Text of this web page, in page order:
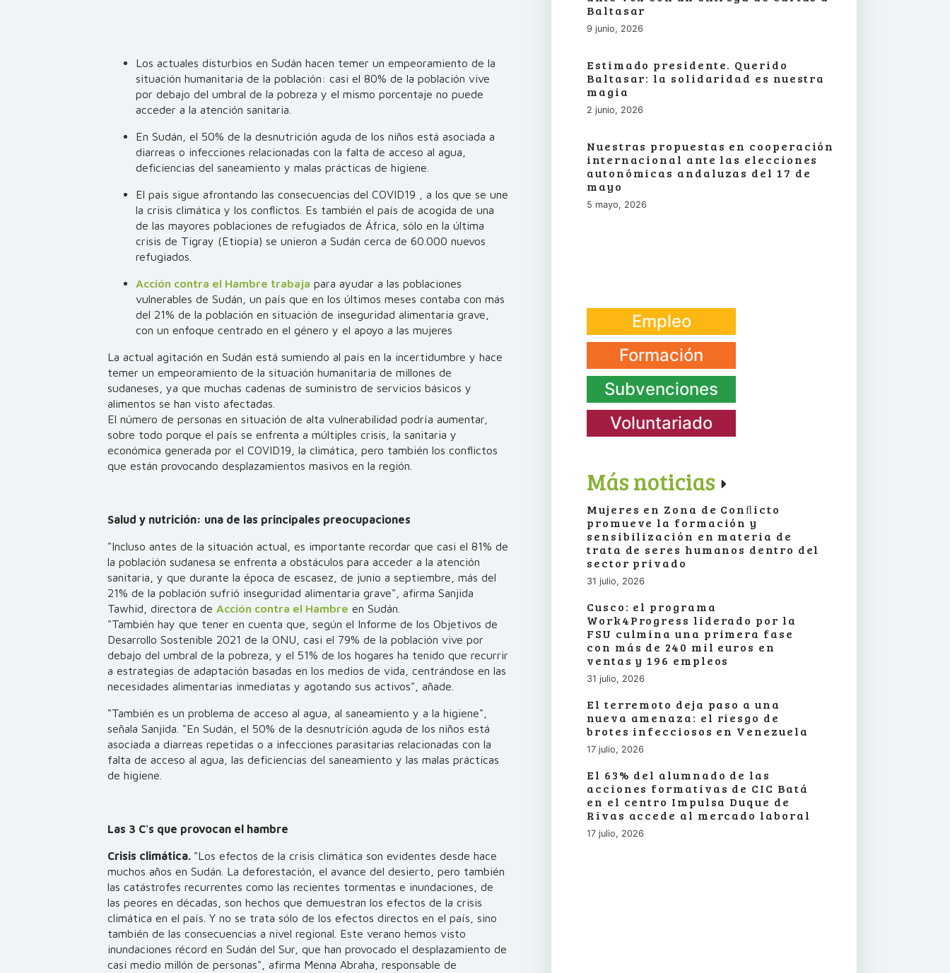
Los actuales disturbios en Sudán hacen temer un empeoramiento de la
situación humanitaria de la población: casi el 80% de la población vive
por debajo del umbral de la pobreza y el mismo porcentaje no puede
acceder a la atención sanitaria.
En Sudán, el 50% de la desnutrición aguda de los niños está asociada a
diarreas o infecciones relacionadas con la falta de acceso al agua,
deficiencias del saneamiento y malas prácticas de higiene.
El país sigue afrontando las consecuencias del COVID19 , a los que se une
la crisis climática y los conflictos. Es también el país de acogida de una
de las mayores poblaciones de refugiados de África, sólo en la última
crisis de Tigray (Etiopía) se unieron a Sudán cerca de 60.000 nuevos
refugiados.
Acción contra el Hambre trabaja para ayudar a las poblaciones
vulnerables de Sudán, un país que en los últimos meses contaba con más
del 21% de la población en situación de inseguridad alimentaria grave,
con un enfoque centrado en el género y el apoyo a las mujeres
La actual agitación en Sudán está sumiendo al país en la incertidumbre y hace
temer un empeoramiento de la situación humanitaria de millones de
sudaneses, ya que muchas cadenas de suministro de servicios básicos y
alimentos se han visto afectadas.
El número de personas en situación de alta vulnerabilidad podría aumentar,
sobre todo porque el país se enfrenta a múltiples crisis, la sanitaria y
económica generada por el COVID19, la climática, pero también los conflictos
que están provocando desplazamientos masivos en la región.
Salud y nutrición: una de las principales preocupaciones
"Incluso antes de la situación actual, es importante recordar que casi el 81% de
la población sudanesa se enfrenta a obstáculos para acceder a la atención
sanitaria, y que durante la época de escasez, de junio a septiembre, más del
21% de la población sufrió inseguridad alimentaria grave", afirma Sanjida
Tawhid, directora de Acción contra el Hambre en Sudán.
"También hay que tener en cuenta que, según el Informe de los Objetivos de
Desarrollo Sostenible 2021 de la ONU, casi el 79% de la población vive por
debajo del umbral de la pobreza, y el 51% de los hogares ha tenido que recurrir
a estrategias de adaptación basadas en los medios de vida, centrándose en las
necesidades alimentarias inmediatas y agotando sus activos", añade.
"También es un problema de acceso al agua, al saneamiento y a la higiene",
señala Sanjida. "En Sudán, el 50% de la desnutrición aguda de los niños está
asociada a diarreas repetidas o a infecciones parasitarias relacionadas con la
falta de acceso al agua, las deficiencias del saneamiento y las malas prácticas
de higiene.
Las 3 C's que provocan el hambre
Crisis climática. "Los efectos de la crisis climática son evidentes desde hace
muchos años en Sudán. La deforestación, el avance del desierto, pero también
las catástrofes recurrentes como las recientes tormentas e inundaciones, de
las peores en décadas, son hechos que demuestran los efectos de la crisis
climática en el país. Y no se trata sólo de los efectos directos en el país, sino
también de las consecuencias a nivel regional. Este verano hemos visto
inundaciones récord en Sudán del Sur, que han provocado el desplazamiento de
casi medio millón de personas", afirma Menna Abraha, responsable de
Baltasar
9 junio, 2026
Estimado presidente. Querido
Baltasar: la solidaridad es nuestra
magia
2 junio, 2026
Nuestras propuestas en cooperación
internacional ante las elecciones
autonómicas andaluzas del 17 de
mayo
5 mayo, 2026
Empleo
Formación
Subvenciones
Voluntariado
Más noticias
Mujeres en Zona de Conﬂicto
promueve la formación y
sensibilización en materia de
trata de seres humanos dentro del
sector privado
31 julio, 2026
Cusco: el programa
Work4Progress liderado por la
FSU culmina una primera fase
con más de 240 mil euros en
ventas y 196 empleos
31 julio, 2026
El terremoto deja paso a una
nueva amenaza: el riesgo de
brotes infecciosos en Venezuela
17 julio, 2026
El 63% del alumnado de las
acciones formativas de CIC Batá
en el centro Impulsa Duque de
Rivas accede al mercado laboral
17 julio, 2026